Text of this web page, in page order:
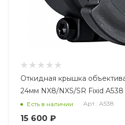
Откидная крышка
24мм NX8/NXS/SR Fixid A538
Есть в наличии Арт.: A538
15 600 ₽